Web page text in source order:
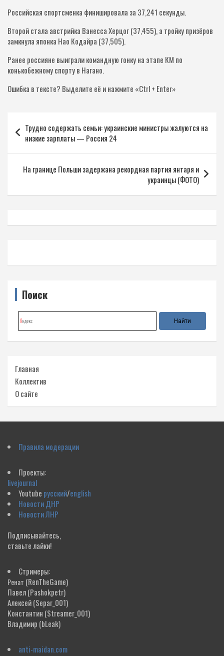
Российская спортсменка финишировала за 37,241 секунды.
Второй стала австрийка Ванесса Херцог (37,455), а тройку призёров
замкнула японка Нао Кодайра (37,505).
Ранее россияне выиграли командную гонку на этапе КМ по
конькобежному спорту в Нагано.
Ошибка в тексте? Выделите её и нажмите «Ctrl + Enter»
по
записям
Трудно содержать семьи: украинские министры жалуются на
низкие зарплаты — Россия 24
На границе Польши задержана рекордная партия янтаря и
украинцы (ФОТО)
Поиск
Главная
Коллектив
О сайте
Правила модерации
Проекты:
livejournal
Youtube русский/english
Новости ДНР
Новости ЛНР
Подписывайтесь,
ставьте лайки!
Стримеры:
Ренат (RenTheGame)
Павел(Pashokpetr)
Алексей(Separ_001)
Константин (Streamer_001)
Владимир (bLeak)
anti-maidan.com